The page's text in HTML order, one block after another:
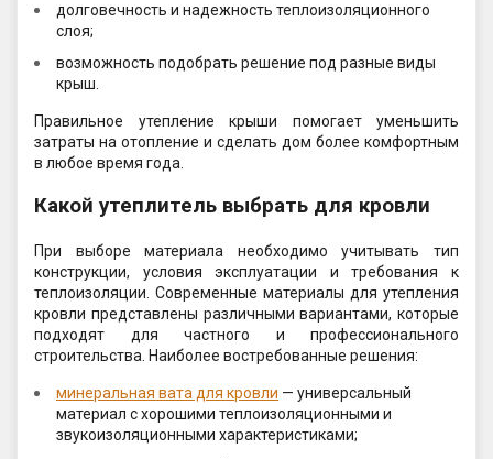
долговечность и надежность теплоизоляционного
слоя;
возможность подобрать решение под разные виды
крыш.
Правильное утепление крыши помогает уменьшить
затраты на отопление и сделать дом более комфортным
в любое время года.
Какой утеплитель выбрать для кровли
При выборе материала необходимо учитывать тип
конструкции, условия эксплуатации и требования к
теплоизоляции. Современные материалы для утепления
кровли представлены различными вариантами, которые
подходят для частного и профессионального
строительства. Наиболее востребованные решения:
минеральная вата для кровли — универсальный
материал с хорошими теплоизоляционными и
звукоизоляционными характеристиками;